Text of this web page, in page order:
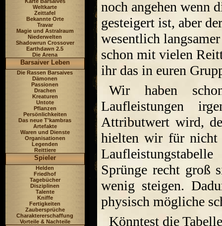
Weltkarte
Zeittafel
Bekannte Orte
Travar
Magie und Astralraum
Niederwelten
Shadowrun Crossover
Earthdawn 2.5
Die Arena
Barsaiver Leben
Die Rassen Barsaives
Dämonen
Passionen
Drachen
Kreaturen
Untote
Pflanzen
Persönlichkeiten
Das neue T'kambras
Artefakte
Waren und Dienste
Organisationen
Legenden
Reittiere
Spieler
Helden
Friedhof
Tagebücher
Disziplinen
Talente
Kniffe
Fertigkeiten
Zaubersprüche
Charaktererschaffung
Vorteile & Nachteile
noch angehen wenn
gesteigert ist, aber
wesentlich
schon mit vielen
ihr das in euren
Wir haben
Laufleistungen
Attributwert wird,
hielten wir für nicht
Sprünge recht groß
wenig steigen.
physisch mögliche
Könntest die